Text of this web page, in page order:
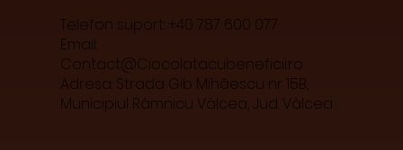
Telefon suport: +40 787 600 077
Email:
Contact@Ciocolatacubeneficii.ro
Adresa: Strada Gib Mihăescu nr 15B,
Municipiul Râmnicu Vâlcea, Jud. Vâlcea